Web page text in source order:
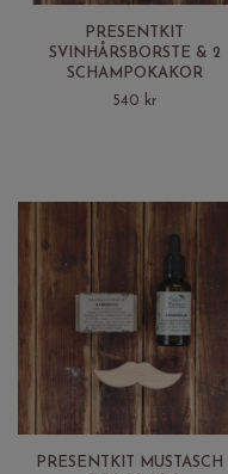
PRESENTKIT
SVINHÅRSBORSTE & 2
SCHAMPOKAKOR
540 kr
PRESENTKIT MUSTASCH